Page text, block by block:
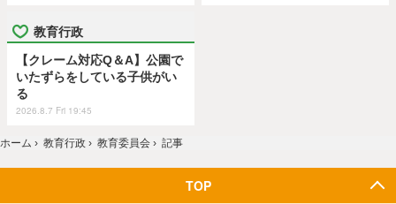
教育行政
【クレーム対応Q＆A】公園で
いたずらをしている子供がい
る
2026.8.7 Fri 19:45
ホーム › 教育行政 › 教育委員会 › 記事
TOP